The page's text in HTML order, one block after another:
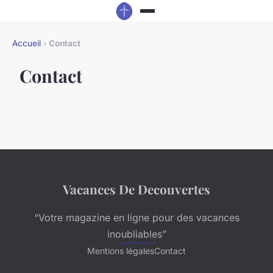
Accueil › Contact
Contact
Vacances De Decouvertes
“Votre magazine en ligne pour des vacances
inoubliables”
Mentions légalesContact